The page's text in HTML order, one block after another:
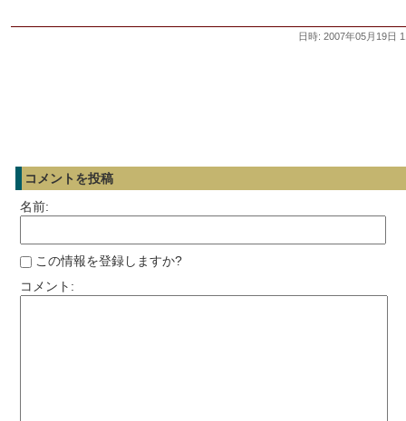
日時: 2007年05月19日
コメントを投稿
名前:
この情報を登録しますか?
コメント: